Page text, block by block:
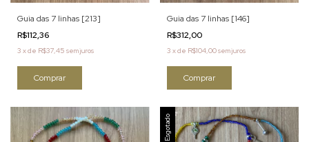
Guia das 7 linhas [213]
R$112,36
3 xde R$37,45 sem juros
Comprar
Guia das 7 linhas [146]
R$312,00
3 xde R$104,00sem juros
Comprar
Esgotado